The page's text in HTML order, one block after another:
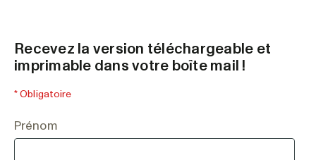
Recevez la version téléchargeable et
imprimable dans votre boîte mail !
* Obligatoire
Prénom